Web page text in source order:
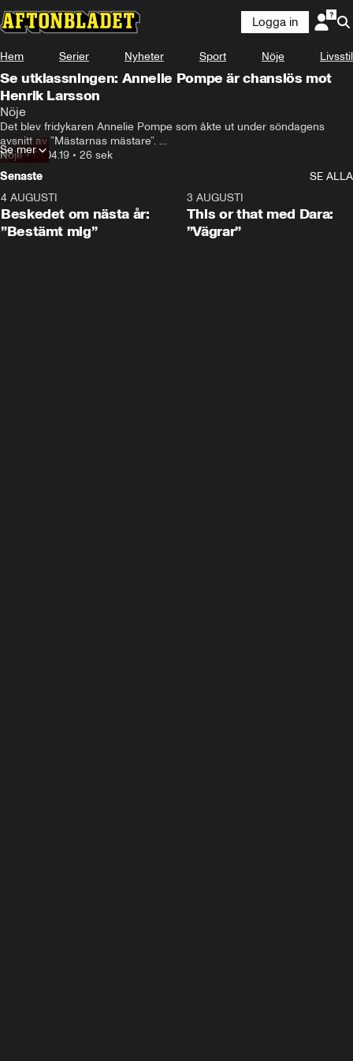
Logga in
Hem Serier Nyheter Sport Nöje Livsstil
Se utklassningen: Annelie Pompe är chanslös mot
Henrik Larsson
Nöje
Det blev fridykaren Annelie Pompe som åkte ut under söndagens
avsnitt av ”Mästarnas mästare”.
Det hela avgjordes i en nattduell mot Henrik Larsson.
– Jag hade feber, säger hon.
Nöje•07.04.19 • 26 sek
Se mer
Senaste
SE ALLA
4 AUGUSTI
Beskedet om nästa år:
”Bestämt mig”
3 AUGUSTI
This or that med Dara:
”Vägrar”